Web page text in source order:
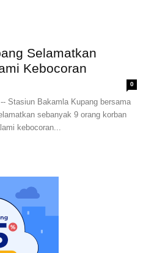
Selamatkan
Kebocoran
0
Stasiun Bakamla Kupang bersama
sebanyak 9 orang korban
kebocoran...